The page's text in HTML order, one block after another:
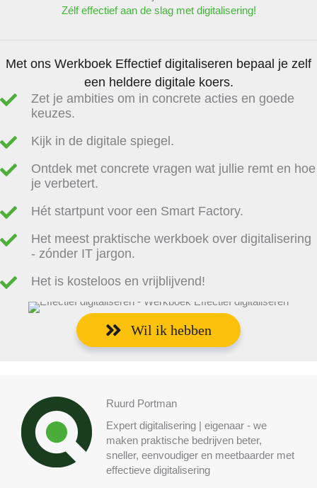
Zélf effectief aan de slag met digitalisering!
Met ons Werkboek Effectief digitaliseren bepaal je zelf
een heldere digitale koers.
Zet je ambities om in concrete acties en goede
keuzes.
Kijk in de digitale spiegel.
Ontdek met concrete vragen wat jullie remt en hoe
je verbetert.
Hét startpunt voor een Smart Factory.
Het meest praktische werkboek over digitalisering
- zónder IT jargon.
Het is kosteloos en vrijblijvend!
Wil ik hebben
Ruurd Portman
Expert digitalisering | eigenaar - we
maken praktische bedrijven beter,
sneller, eenvoudiger en meetbaarder met
effectieve digitalisering